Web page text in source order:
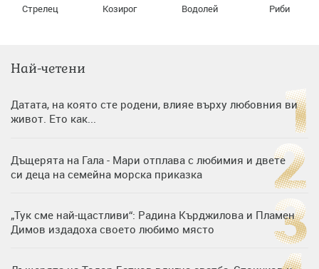
Стрелец Козирог Водолей Риби
Най-четени
Датата, на която сте родени, влияе върху любовния ви
живот. Ето как...
Дъщерята на Гала - Мари отплава с любимия и двете
си деца на семейна морска приказка
„Тук сме най-щастливи“: Радина Кърджилова и Пламен
Димов издадоха своето любимо място